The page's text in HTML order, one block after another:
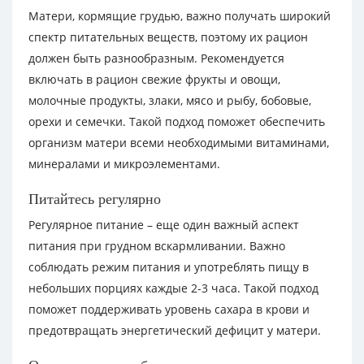
Матери, кормящие грудью, важно получать широкий
спектр питательных веществ, поэтому их рацион
должен быть разнообразным. Рекомендуется
включать в рацион свежие фрукты и овощи,
молочные продукты, злаки, мясо и рыбу, бобовые,
орехи и семечки. Такой подход поможет обеспечить
организм матери всеми необходимыми витаминами,
минералами и микроэлементами.
Питайтесь регулярно
Регулярное питание – еще один важный аспект
питания при грудном вскармливании. Важно
соблюдать режим питания и употреблять пищу в
небольших порциях каждые 2-3 часа. Такой подход
поможет поддерживать уровень сахара в крови и
предотвращать энергетический дефицит у матери.